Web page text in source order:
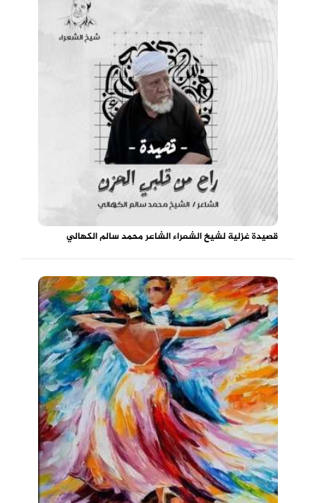
قصيدة غزلية لشيخ الشعراء الشاعر محمد سالم الكهالي